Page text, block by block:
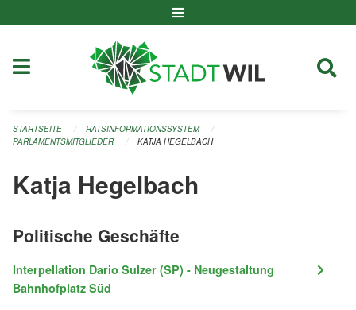
STARTSEITE
RATSINFORMATIONSSYSTEM
PARLAMENTSMITGLIEDER
KATJA HEGELBACH
Katja Hegelbach
Politische Geschäfte
Interpellation Dario Sulzer (SP) - Neugestaltung
Bahnhofplatz Süd